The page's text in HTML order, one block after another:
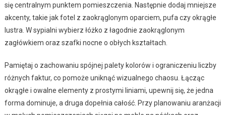
się centralnym punktem pomieszczenia. Następnie dodaj mniejsze
akcenty, takie jak fotel z zaokrąglonym oparciem, pufa czy okrągłe
lustra. W sypialni wybierz łóżko z łagodnie zaokrąglonym
zagłówkiem oraz szafki nocne o obłych kształtach.
Pamiętaj o zachowaniu spójnej palety kolorów i ograniczeniu liczby
różnych faktur, co pomoże uniknąć wizualnego chaosu. Łącząc
okrągłe i owalne elementy z prostymi liniami, upewnij się, że jedna
forma dominuje, a druga dopełnia całość. Przy planowaniu aranżacji